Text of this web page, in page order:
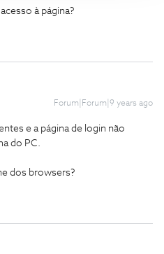
à página?
Forum|Forum|9 years ago
e a página de login não
do PC.
dos browsers?